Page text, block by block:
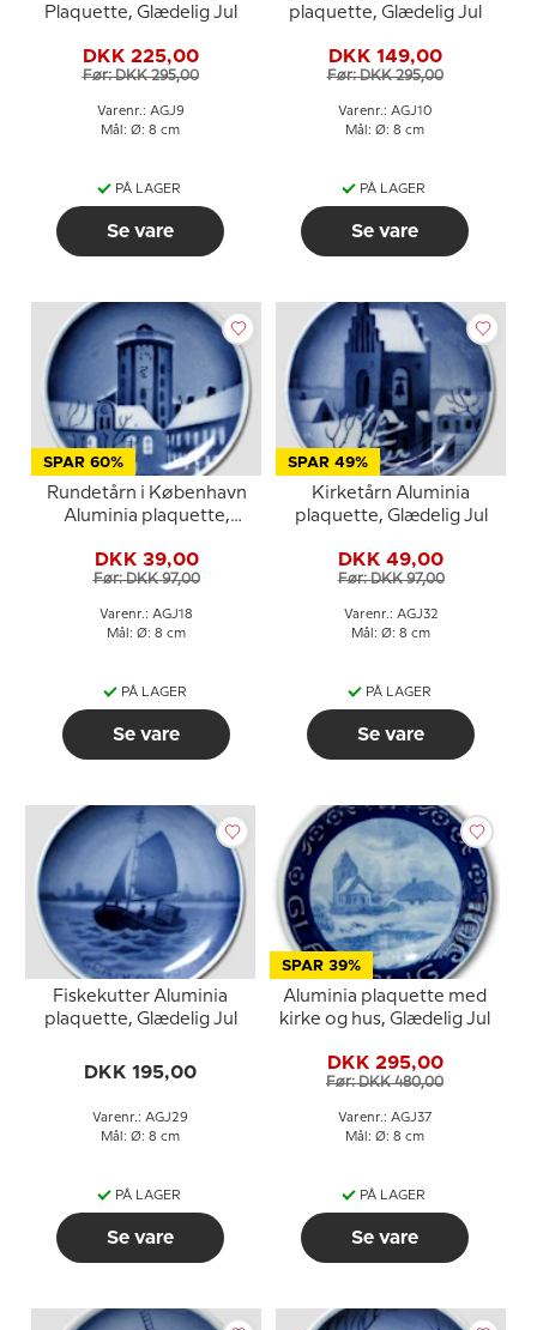
Plaquette, Glædelig Jul
DKK 225,00
Før: DKK 295,00
Varenr.: AGJ9
Mål: Ø: 8 cm
PÅ LAGER
Se vare
plaquette, Glædelig Jul
DKK 149,00
Før: DKK 295,00
Varenr.: AGJ10
Mål: Ø: 8 cm
PÅ LAGER
Se vare
SPAR 60%
Rundetårn i København
Aluminia plaquette,
DKK 39,00
Før: DKK 97,00
Varenr.: AGJ18
Mål: Ø: 8 cm
PÅ LAGER
Se vare
SPAR 49%
Kirketårn Aluminia
plaquette, Glædelig Jul
DKK 49,00
Før: DKK 97,00
Varenr.: AGJ32
Mål: Ø: 8 cm
PÅ LAGER
Se vare
Fiskekutter Aluminia
plaquette, Glædelig Jul
DKK 195,00
Varenr.: AGJ29
Mål: Ø: 8 cm
PÅ LAGER
Se vare
SPAR 39%
Aluminia plaquette med
kirke og hus, Glædelig Jul
DKK 295,00
Før: DKK 480,00
Varenr.: AGJ37
Mål: Ø: 8 cm
PÅ LAGER
Se vare